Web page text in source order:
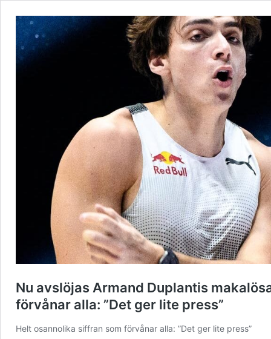
Nu avslöjas Armand Duplantis
förvånar alla: ”Det ger lite press”
Helt osannolika siffran som förvånar alla: ”Det ger lite press”